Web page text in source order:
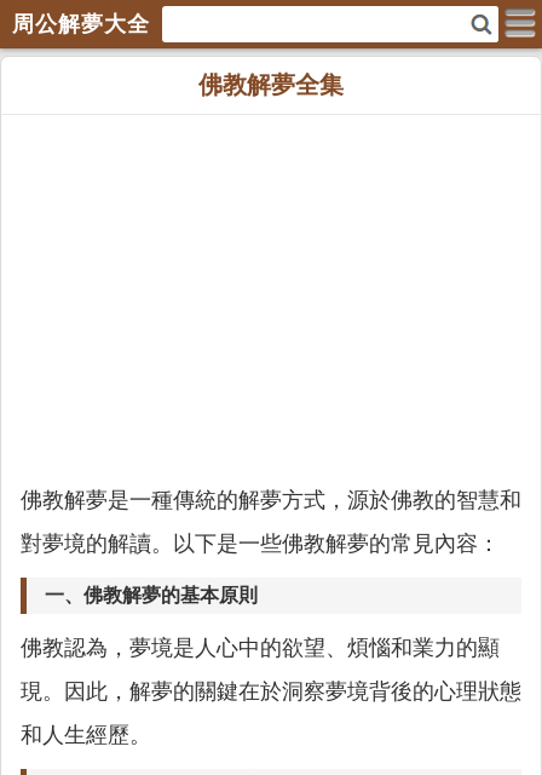
周公解夢大全
佛教解夢全集
佛教解夢是一種傳統的解夢方式，源於佛教的智慧和
對夢境的解讀。以下是一些佛教解夢的常見內容：
一、佛教解夢的基本原則
佛教認為，夢境是人心中的欲望、煩惱和業力的顯
現。因此，解夢的關鍵在於洞察夢境背後的心理狀態
和人生經歷。